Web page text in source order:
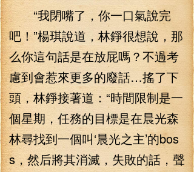
“我閉嘴了，你一口氣說完
吧！”楊琪說道，林錚很想說，那
么你這句話是在放屁嗎？不過考
慮到會惹來更多的廢話…搖了下
頭，林錚接著道：“時間限制是一
個星期，任務的目標是在晨光森
林尋找到一個叫‘晨光之主’的bos
s，然后將其消滅，失敗的話，聲